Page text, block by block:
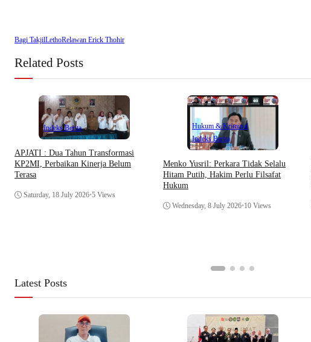
Bagi TakjilLethoRelawan Erick Thohir
Related Posts
Indeks Berita
APJATI : Dua Tahun Transformasi
KP2MI, Perbaikan Kinerja Belum
Terasa
Saturday, 18 July 2026•5 Views
Hukum & Kriminal
Indeks Berita
Menko Yusril: Perkara Tidak Selalu
Hitam Putih, Hakim Perlu Filsafat
Hukum
Wednesday, 8 July 2026•10 Views
Latest Posts